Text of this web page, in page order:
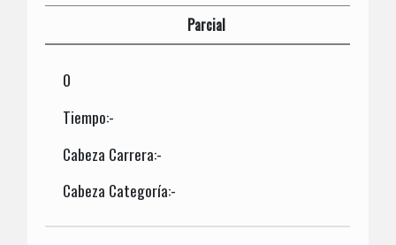
Parcial
0
Tiempo:-
Cabeza Carrera:-
Cabeza Categoría:-